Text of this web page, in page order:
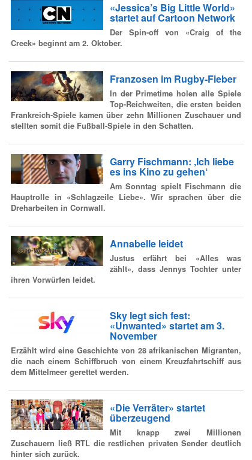
«Jessica’s Big Little World»
startet auf Cartoon Network
Der Spin-off von «Craig of the
Creek» beginnt am 2. Oktober.
Franzosen im Rugby-Fieber
In der Primetime holen alle Spiele
Top-Reichweiten, die ersten beiden
Frankreich-Spiele kamen über zehn Millionen Zuschauer und
stellten somit die Fußball-Spiele in den Schatten.
Garry Fischmann: ‚Ich liebe
es ins Kino zu gehen‘
Am Sonntag spielt Fischmann die
Hauptrolle in «Schlagzeile Liebe». Wir sprachen über die
Dreharbeiten in Cornwall.
Annabelle leidet
Justus erfährt bei «Alles was
zählt», dass Jennys Tochter unter
ihren Vorwürfen leidet.
Sky legt sich fest:
«Unwanted» startet am 3.
November
Erzählt wird eine Geschichte von 28 afrikanischen Migranten,
die nach einem Schiffbruch von einem Kreuzfahrtschiff aus
dem Mittelmeer gerettet werden.
«Die Verräter» startet
überzeugend
Mit knapp zwei Millionen
Zuschauern ließ RTL die restlichen privaten Sender deutlich
hinter sich zurück.